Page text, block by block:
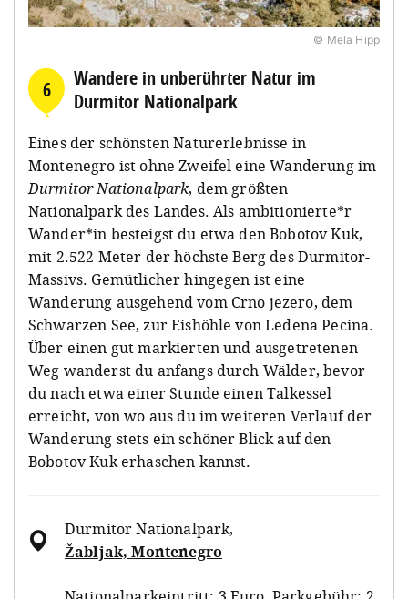
© Mela Hipp
6
Wandere in unberührter Natur im
Durmitor Nationalpark
Eines der schönsten Naturerlebnisse in
Montenegro ist ohne Zweifel eine Wanderung im
Durmitor Nationalpark, dem größten
Nationalpark des Landes. Als ambitionierte*r
Wander*in besteigst du etwa denBobotov Kuk,
mit 2.522 Meter der höchste Berg des Durmitor-
Massivs. Gemütlicher hingegen ist eine
Wanderung ausgehend vom Crno jezero, dem
Schwarzen See, zur Eishöhle vonLedena Pecina.
Über einen gut markierten und ausgetretenen
Weg wanderst du anfangs durch Wälder, bevor
du nach etwa einer Stunde einen Talkessel
erreicht, von wo aus du im weiteren Verlauf der
Wanderung stets ein schöner Blick auf den
Bobotov Kuk erhaschen kannst.
Durmitor Nationalpark,
Žabljak, Montenegro